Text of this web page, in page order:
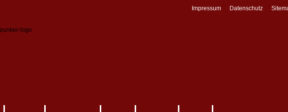
Impressum Datenschutz